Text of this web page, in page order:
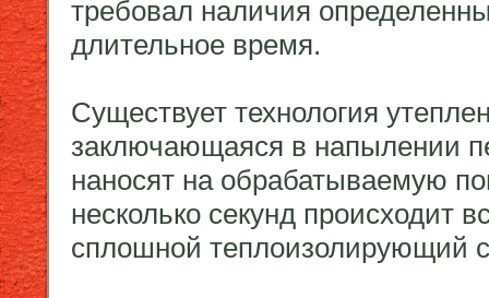
требовал наличия
длительное время.
Существует технология
заключающаяся в напылении
наносят на обрабатываемую
несколько секунд происходит
сплошной теплоизолирующий